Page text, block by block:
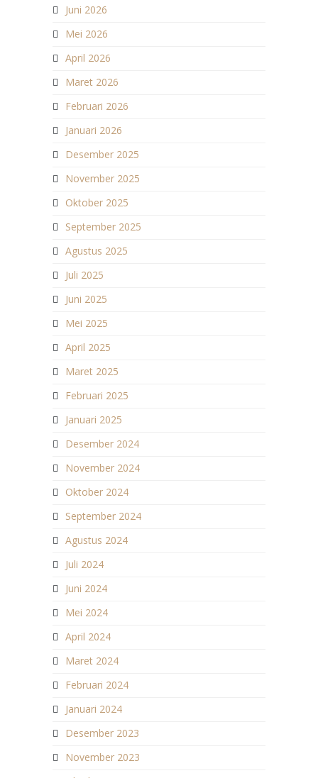
Juni 2026
Mei 2026
April 2026
Maret 2026
Februari 2026
Januari 2026
Desember 2025
November 2025
Oktober 2025
September 2025
Agustus 2025
Juli 2025
Juni 2025
Mei 2025
April 2025
Maret 2025
Februari 2025
Januari 2025
Desember 2024
November 2024
Oktober 2024
September 2024
Agustus 2024
Juli 2024
Juni 2024
Mei 2024
April 2024
Maret 2024
Februari 2024
Januari 2024
Desember 2023
November 2023